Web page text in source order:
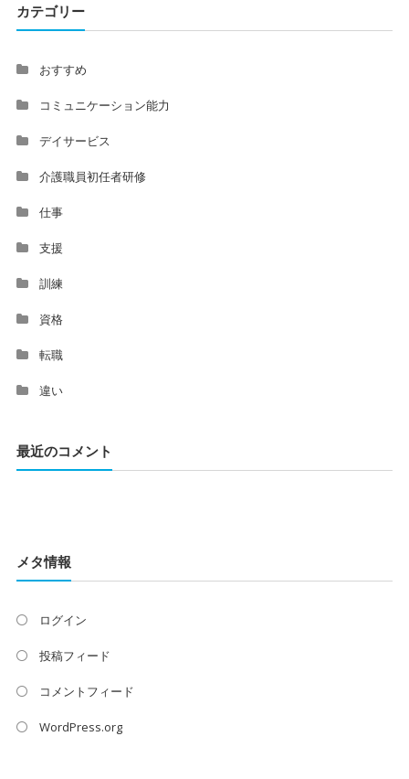
カテゴリー
おすすめ
コミュニケーション能力
デイサービス
介護職員初任者研修
仕事
支援
訓練
資格
転職
違い
最近のコメント
メタ情報
ログイン
投稿フィード
コメントフィード
WordPress.org